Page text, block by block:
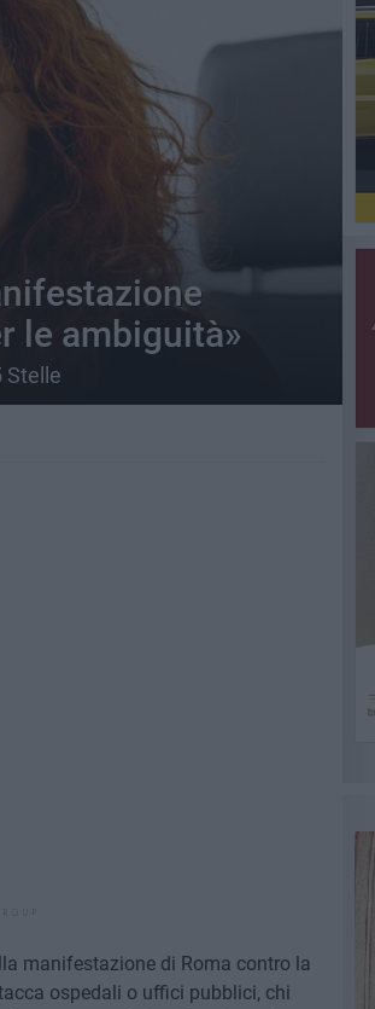
le ambiguità»
Stelle
manifestazione di Roma contro la
ospedali o uffici pubblici, chi